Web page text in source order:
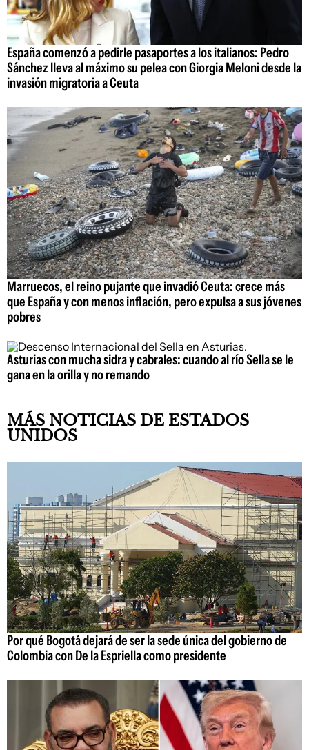
España comenzó a pedirle pasaportes a los italianos: Pedro
Sánchez lleva al máximo su pelea con Giorgia Meloni desde la
invasión migratoria a Ceuta
Marruecos, el reino pujante que invadió Ceuta: crece más
que España y con menos inflación, pero expulsa a sus jóvenes
pobres
Asturias con mucha sidra y cabrales: cuando al río Sella se le
gana en la orilla y no remando
MÁS NOTICIAS DE ESTADOS
UNIDOS
Por qué Bogotá dejará de ser la sede única del gobierno de
Colombia con De la Espriella como presidente